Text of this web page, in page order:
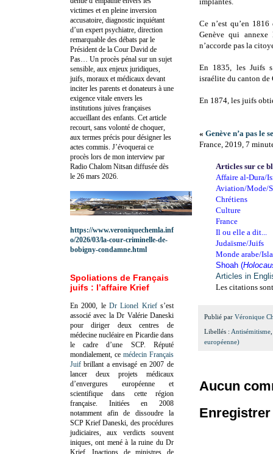
Ce n’est qu’en
Genève qui
n’accorde pas la
En 1835, les Juifs
israélite du canton de
En 1874, les juifs
« Genève n’a pas le
France, 2019, 7
Articles sur ce
Affaire al-Dura/
Aviation/Mode/
Chrétiens
Culture
France
Il ou elle a dit...
Judaïsme/Juifs
Monde arabe/
Shoah (
Articles in
Les citations
Publié par Véronique
Libellés : Antisémitisme
européenne)
Aucun
victimes et en pleine inversion
accusatoire, diagnostic inquiétant
d’un expert psychiatre, direction
remarquable des débats par le
Président de la Cour David de
Pas… Un procès pénal sur un sujet
sensible, aux enjeux juridiques,
juifs, moraux et médicaux devant
inciter les parents et donateurs à une
exigence vitale envers les
institutions juives françaises
accueillant des enfants. Cet article
recourt, sans volonté de choquer,
aux termes précis pour désigner les
actes commis. J’évoquerai ce
procès lors de mon interview par
Radio Chalom Nitsan diffusée dès
le 26 mars 2026.
https://www.veroniquechemla.inf
o/2026/03/la-cour-criminelle-de-
bobigny-condamne.html
Spoliations de Français
juifs : l’affaire Krief
En 2000, le Dr Lionel Kriefs’est
associé avec la Dr Valérie Daneski
pour diriger deux centres de
médecine nucléaire en Picardie dans
le cadre d’une SCP. Réputé
mondialement, ce médecin Français
Juif brillant a envisagé en 2007 de
lancer deux projets médicaux
d’envergures européenne et
scientifique dans cette région
française. Initiées en 2008
notamment afin de dissoudre la
SCP Krief Daneski, des procédures
judiciaires, aux verdicts souvent
iniques, ont mené à la ruine du Dr
Krief.Inactions de ministres de